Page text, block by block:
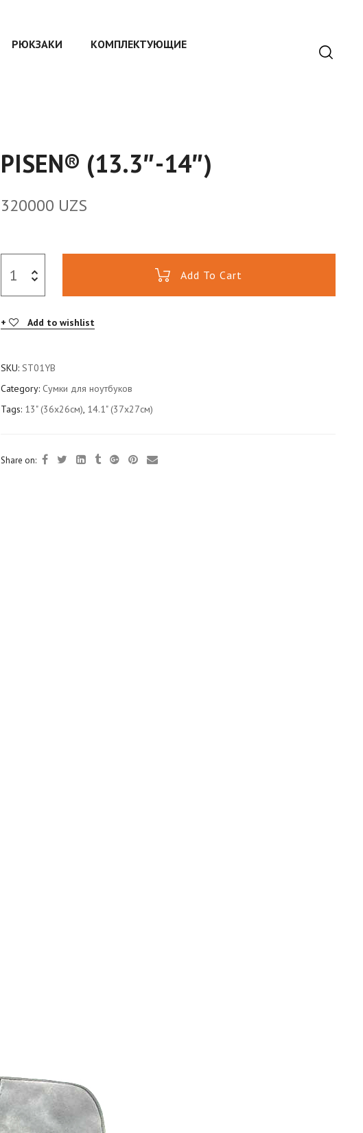
РЮКЗАКИ
КОМПЛЕКТУЮЩИЕ
PISEN®️ (13.3″-14″)
320000 UZS
Add To Cart
Add to wishlist
SKU:ST01YB
Category: Сумки для ноутбуков
Tags: 13" (36x26см), 14.1" (37x27см)
Share on: